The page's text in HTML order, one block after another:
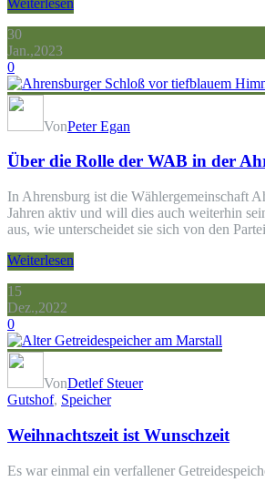
30
Jan.,2023
0
VonPeter Egan
Über die Rolle der WAB in der
In Ahrensburg ist die Wählergemeinschaft
Jahren aktiv und will dies auch weiterhin
aus, wie unterscheidet sie sich von den
Weiterlesen
15
Dez.,2022
0
VonDetlef Steuer
Gutshof, Speicher
Weihnachtszeit ist Wunschzeit
Es war einmal ein verfallener